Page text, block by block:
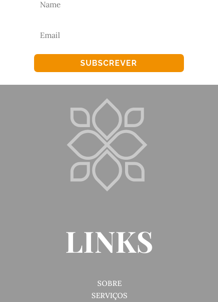
SUBSCREVER
LINKS
SOBRE
SERVIÇOS